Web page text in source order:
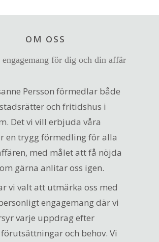
OM OSS
för dig och din affär
Persson förmedlar både
och fritidshus i
Det vi vill erbjuda våra
en trygg förmedling för alla
med målet att få nöjda
gärna anlitar oss igen.
vi valt att utmärka oss med
engagemang där vi
varje uppdrag efter
och behov. Vi